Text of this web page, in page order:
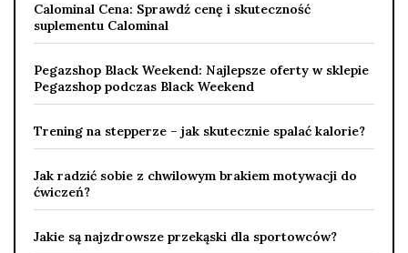
Calominal Cena: Sprawdź cenę i skuteczność
suplementu Calominal
Pegazshop Black Weekend: Najlepsze oferty w sklepie
Pegazshop podczas Black Weekend
Trening na stepperze – jak skutecznie spalać kalorie?
Jak radzić sobie z chwilowym brakiem motywacji do
ćwiczeń?
Jakie są najzdrowsze przekąski dla sportowców?